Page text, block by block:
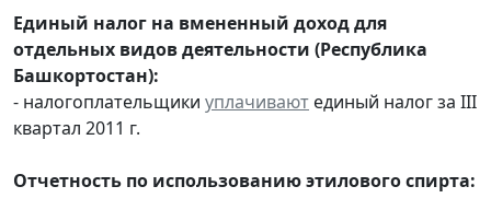
Единый налог на вмененный доход для
отдельных видов деятельности (Республика
Башкортостан):
- налогоплательщики уплачивают единый налог за III
квартал 2011 г.
Отчетность по использованию этилового спирта: